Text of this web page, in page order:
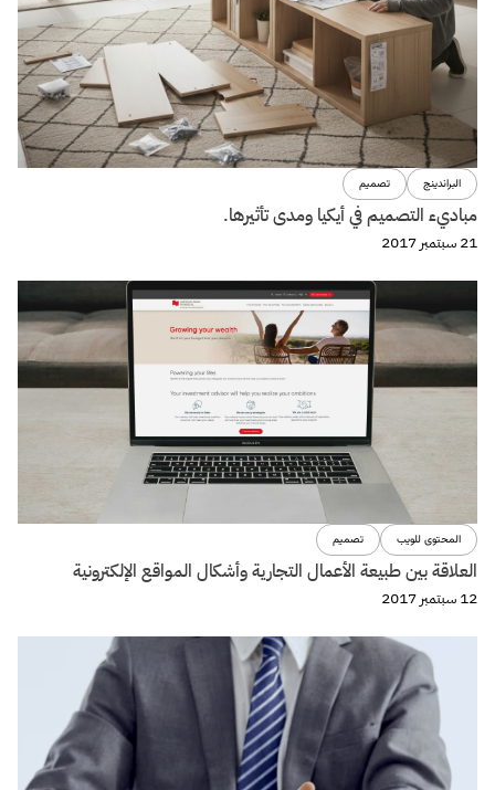
البراندينج تصميم
مباديء التصميم في أيكيا ومدى تأثيرها.
21 سبتمبر 2017
المحتوى للويب تصميم
العلاقة بين طبيعة الأعمال التجارية وأشكال المواقع الإلكترونية
12 سبتمبر 2017